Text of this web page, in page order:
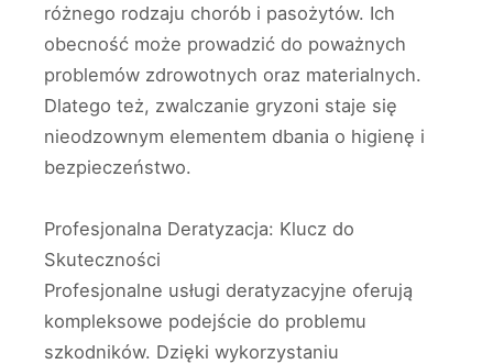
różnego rodzaju chorób i pasożytów. Ich
obecność może prowadzić do poważnych
problemów zdrowotnych oraz materialnych.
Dlatego też, zwalczanie gryzoni staje się
nieodzownym elementem dbania o higienę i
bezpieczeństwo.
Profesjonalna Deratyzacja: Klucz do
Skuteczności
Profesjonalne usługi deratyzacyjne oferują
kompleksowe podejście do problemu
szkodników. Dzięki wykorzystaniu